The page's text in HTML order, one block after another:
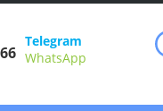
Telegram
WhatsApp